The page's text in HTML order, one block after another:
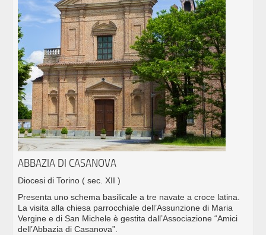
ABBAZIA DI CASANOVA
Diocesi di Torino ( sec. XII )
Presenta uno schema basilicale a tre navate a croce latina.
La visita alla chiesa parrocchiale dell’Assunzione di Maria
Vergine e di San Michele è gestita dall’Associazione “Amici
dell’Abbazia di Casanova”.